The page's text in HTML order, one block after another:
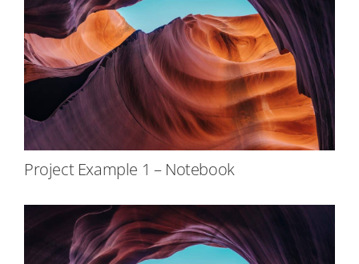
Project Example 1 – Notebook